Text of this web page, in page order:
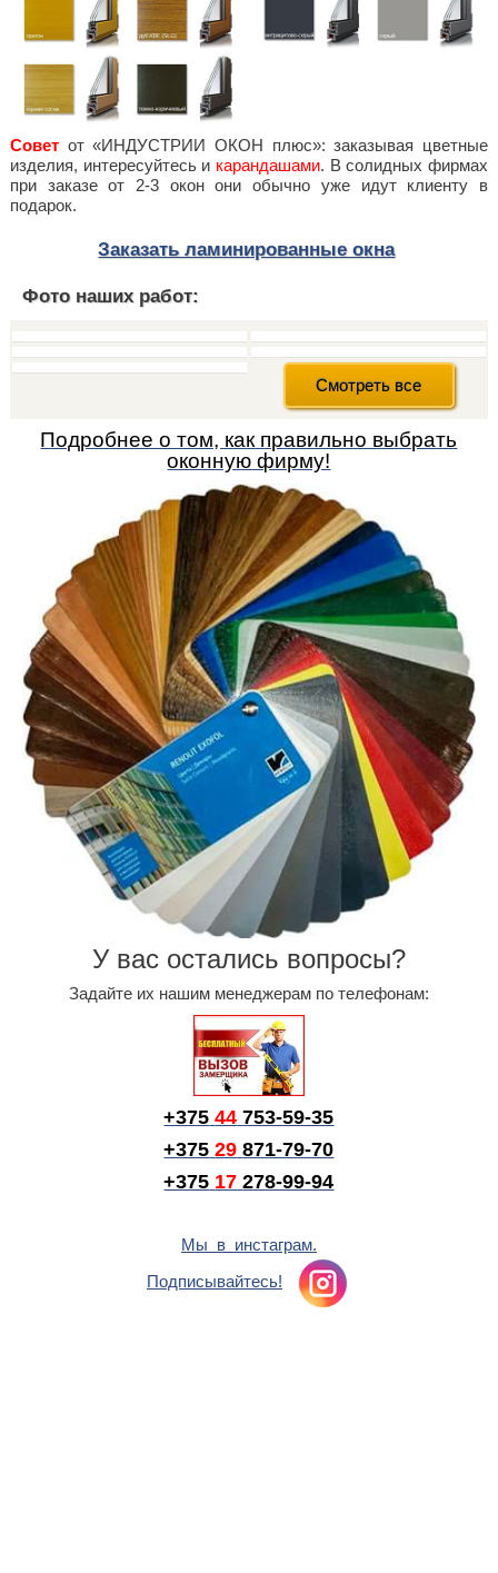
Совет от «ИНДУСТРИИ ОКОН плюс»: заказывая цветные
изделия, интересуйтесь и карандашами. В солидных фирмах
при заказе от 2-3 окон они обычно уже идут клиенту в
подарок.
Заказать ламинированные окна
Фото наших работ:
Полосатый Дуглас
тёмный дуб + петли Ronda в бронзе
тёмный дуб + петли Ronda в бронзе
Рустикальный дуб. 9.3149 008 - 116700
Рустикальный дуб. 9.3149 008 - 116700
Смотреть все
Подробнее о том, как правильно выбрать
оконную фирму!
У вас остались вопросы?
Задайте их нашим менеджерам по телефонам:
+375 44 753-59-35
+375 29 871-79-70
+375 17 278-99-94
Мы в инстаграм.
Подписывайтесь!